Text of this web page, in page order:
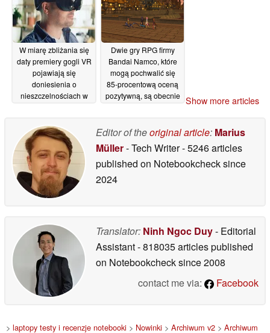
W miarę zbliżania się
daty premiery gogli VR
pojawiają się
doniesienia o
nieszczelnościach w
18/06/2026
Dwie gry RPG firmy
Bandai Namco, które
mogą pochwalić się
85-procentową oceną
pozytywną, są obecnie
sięgającym 80%, co
stanowi ich najniższe
ceny w historii 17/06/2026
Show more articles
Editor of theoriginal article: Marius
Müller- Tech Writer- 5246 articles
published on Notebookchecksince
2024
Translator: Ninh Ngoc Duy- Editorial
Assistant- 818035 articles published
on Notebookchecksince 2008
contact me via:
Facebook
> laptopy testy i recenzje notebooki > Nowinki > Archiwum v2 > Archiwum